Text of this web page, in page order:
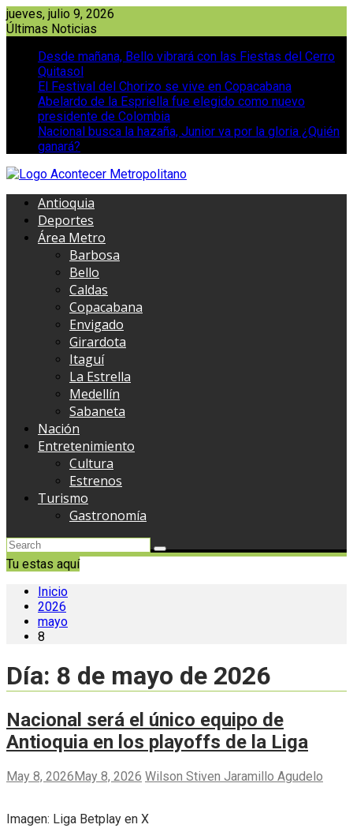
Saltar
al
jueves, julio 9, 2026
Últimas Noticias
Desde mañana, Bello vibrará con las Fiestas del Cerro
Quitasol
El Festival del Chorizo se vive en Copacabana
Abelardo de la Espriella fue elegido como nuevo
presidente de Colombia
Nacional busca la hazaña, Junior va por la gloria ¿Quién
ganará?
Antioquia
Deportes
Área Metro
Barbosa
Bello
Caldas
Copacabana
Envigado
Girardota
Itaguí
La Estrella
Medellín
Sabaneta
Nación
Entretenimiento
Cultura
Estrenos
Turismo
Gastronomía
Tu estas aquí
Inicio
2026
mayo
8
Día: 8 de mayo de 2026
Nacional será el único equipo de
Antioquia en los playoffs de la Liga
May 8, 2026May 8, 2026 Wilson Stiven Jaramillo Agudelo
Imagen: Liga Betplay en X